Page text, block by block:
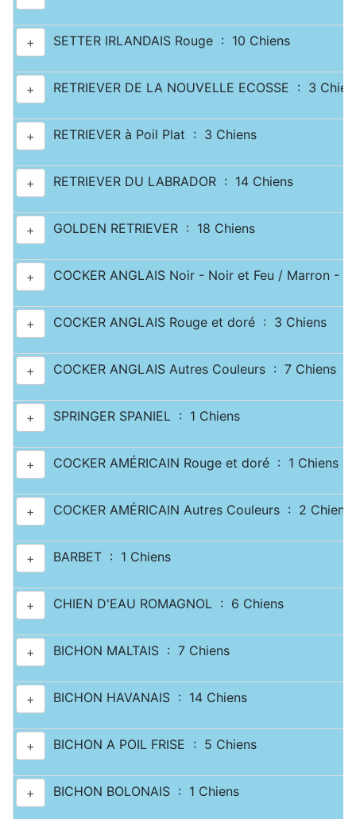
+ SETTER IRLANDAIS Rouge : 10 Chiens
+ RETRIEVER DE LA NOUVELLE ECOSSE : 3
+ RETRIEVER à Poil Plat : 3 Chiens
+ RETRIEVER DU LABRADOR : 14 Chiens
+ GOLDEN RETRIEVER : 18 Chiens
+ COCKER ANGLAIS Noir - Noir et Feu / Marron -
+ COCKER ANGLAIS Rouge et doré : 3 Chiens
+ COCKER ANGLAIS Autres Couleurs : 7 Chiens
+ SPRINGER SPANIEL : 1 Chiens
+ COCKER AMÉRICAIN Rouge et doré : 1 Chiens
+ COCKER AMÉRICAIN Autres Couleurs : 2 Chiens
+ BARBET : 1 Chiens
+ CHIEN D'EAU ROMAGNOL : 6 Chiens
+ BICHON MALTAIS : 7 Chiens
+ BICHON HAVANAIS : 14 Chiens
+ BICHON A POIL FRISE : 5 Chiens
+ BICHON BOLONAIS : 1 Chiens